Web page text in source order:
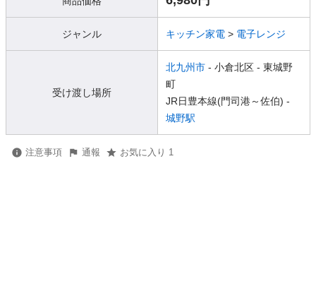
ジャンル キッチン家電 > 電子レンジ
受け渡し場所
北九州市 - 小倉北区 - 東城野
町
JR日豊本線(門司港～佐伯) -
城野駅
注意事項 通報 お気に入り 1